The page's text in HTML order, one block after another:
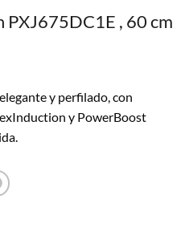
PXJ675DC1E , 60 cm
y perfilado, con
y PowerBoost